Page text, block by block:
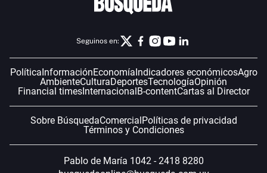
Seguinos en:
PolíticaInformaciónEconomíaIndicadores económicosAgro
AmbienteCulturaDeportesTecnologíaOpinión
Financial timesInternacionalB-contentCartas al Director
Sobre BúsquedaComercialPolíticas de privacidad
Términos y Condiciones
Pablo de María 1042 - 2418 8280